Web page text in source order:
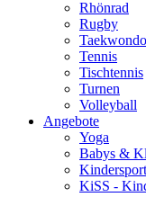
Rhönrad
Rugby
Taekwondo
Tennis
Tischtennis
Turnen
Volleyball
Angebote
Yoga
Babys &
Kindersport
KiSS -